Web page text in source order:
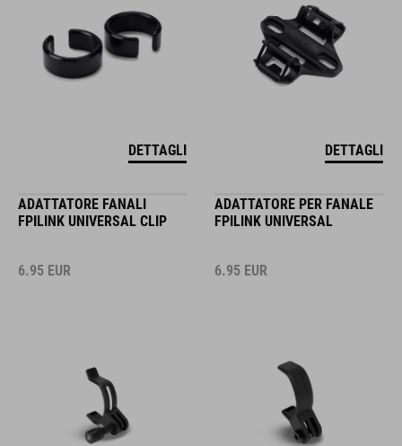
DETTAGLI DETTAGLI
ADATTATORE FANALI
FPILINK UNIVERSAL CLIP
6.95 EUR
ADATTATORE PER FANALE
FPILINK UNIVERSAL
6.95 EUR